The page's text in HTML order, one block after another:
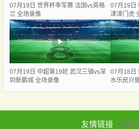
07月19日 世界杯季军赛 法国vs英格
兰 全场录像
07月19日
津津门虎
07月19日 中超第19轮 武汉三镇vs深
圳新鹏城 全场录像
07月18日
水乐民兴
友情链接 178直